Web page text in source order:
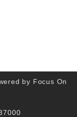
by Focus On